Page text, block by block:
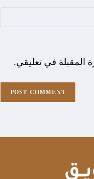
المقبلة في تعليقي.